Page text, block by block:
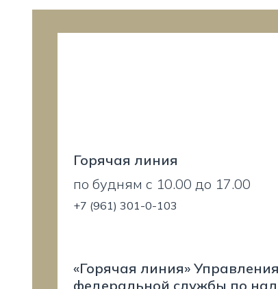
Горячая линия
по будням с 10.00 до 17.00
+7 (961) 301-0-103
«Горячая линия» Управления
федеральной службы по